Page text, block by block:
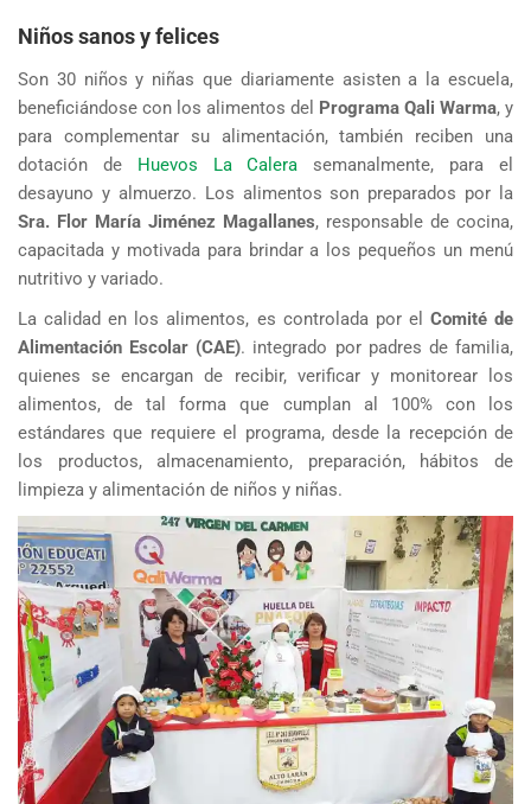
Niños sanos y felices
Son 30 niños y niñas que diariamente asisten a la escuela,
beneficiándose con los alimentos del Programa Qali Warma, y
para complementar su alimentación, también reciben una
dotación de Huevos La Calera semanalmente, para el
desayuno y almuerzo. Los alimentos son preparados por la
Sra. Flor María Jiménez Magallanes, responsable de cocina,
capacitada y motivada para brindar a los pequeños un menú
nutritivo y variado.
La calidad en los alimentos, es controlada por el Comité de
Alimentación Escolar (CAE). integrado por padres de familia,
quienes se encargan de recibir, verificar y monitorear los
alimentos, de tal forma que cumplan al 100% con los
estándares que requiere el programa, desde la recepción de
los productos, almacenamiento, preparación, hábitos de
limpieza y alimentación de niños y niñas.